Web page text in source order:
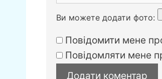
Ви можете додати фото:
Повідомити мене
Повідомляти мене